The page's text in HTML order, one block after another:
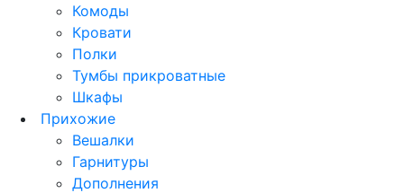
Комоды
Кровати
Полки
Тумбы прикроватные
Шкафы
Прихожие
Вешалки
Гарнитуры
Дополнения